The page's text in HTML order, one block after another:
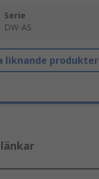
Serie
DW-AS
liknande produkter